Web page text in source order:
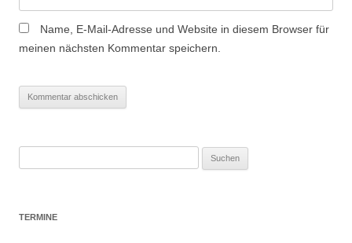
Name, E-Mail-Adresse und Website in diesem Browser für
meinen nächsten Kommentar speichern.
TERMINE